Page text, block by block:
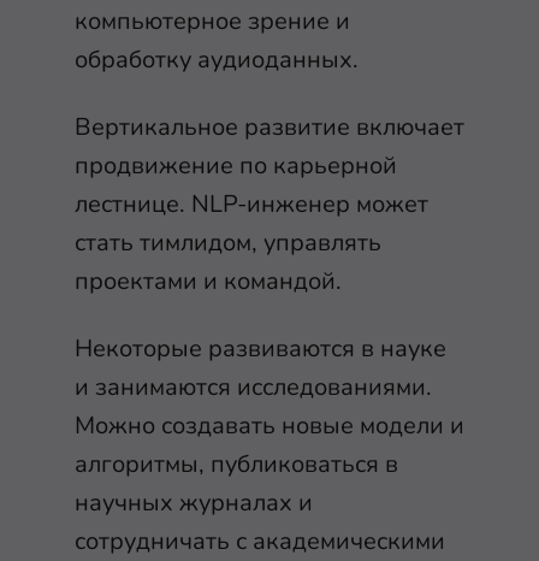
компьютерное зрение и
обработку аудиоданных.
Вертикальное развитие включает
продвижение по карьерной
лестнице. NLP-инженер может
стать тимлидом, управлять
проектами и командой.
Некоторые развиваются в науке
и занимаются исследованиями.
Можно создавать новые модели и
алгоритмы, публиковаться в
научных журналах и
сотрудничать с академическими